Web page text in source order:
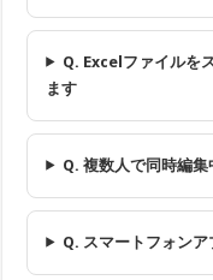
Q. Excelファイルを
ます
Q. 複数人で同時編
Q. スマートフォン